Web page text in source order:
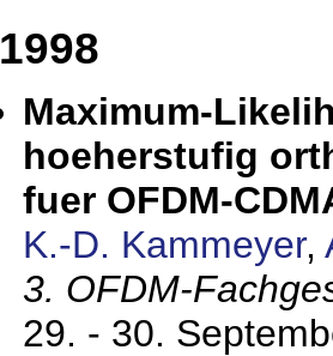
1998
Maximum-
hoeherstufig
fuer OFDM-
K.-D. Kammeyer,
3. OFDM-
29. - 30.